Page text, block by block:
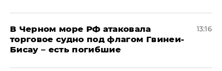
В Черном море РФ атаковала
торговое судно под флагом Гвинеи-
Бисау – есть погибшие
13:16